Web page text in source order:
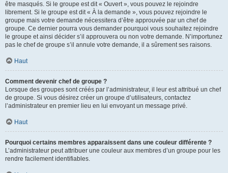
être masqués. Si le groupe est dit « Ouvert », vous pouvez le rejoindre
librement. Si le groupe est dit « À la demande », vous pouvez rejoindre le
groupe mais votre demande nécessitera d’être approuvée par un chef de
groupe. Ce dernier pourra vous demander pourquoi vous souhaitez rejoindre
le groupe et ainsi décider s’il approuvera ou non votre demande. N’importunez
pas le chef de groupe s’il annule votre demande, il a sûrement ses raisons.
Haut
Comment devenir chef de groupe ?
Lorsque des groupes sont créés par l’administrateur, il leur est attribué un chef
de groupe. Si vous désirez créer un groupe d’utilisateurs, contactez
l’administrateur en premier lieu en lui envoyant un message privé.
Haut
Pourquoi certains membres apparaissent dans une couleur différente ?
L’administrateur peut attribuer une couleur aux membres d’un groupe pour les
rendre facilement identifiables.